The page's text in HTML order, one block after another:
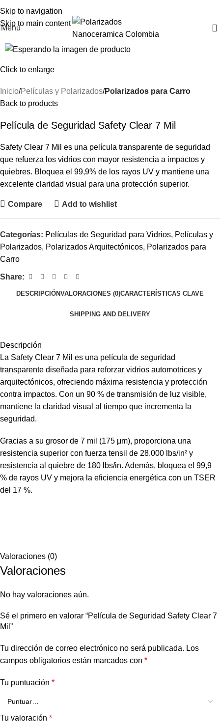
Skip to navigation
Skip to main content
Menu
Click to enlarge
Inicio Películas y Polarizados Polarizados para Carro
Back to products
Película de Seguridad Safety Clear 7 Mil
Safety Clear 7 Mil es una película transparente de seguridad
que refuerza los vidrios con mayor resistencia a impactos y
quiebres. Bloquea el 99,9% de los rayos UV y mantiene una
excelente claridad visual para una protección superior.
Compare Add to wishlist
Categorías: Películas de Seguridad para Vidrios, Películas y
Polarizados, Polarizados Arquitectónicos, Polarizados para
Carro
Share:
DESCRIPCIÓNVALORACIONES (0)CARACTERÍSTICAS CLAVE
SHIPPING AND DELIVERY
Descripción
La Safety Clear 7 Mil es una película de seguridad
transparente diseñada para reforzar vidrios automotrices y
arquitectónicos, ofreciendo máxima resistencia y protección
contra impactos. Con un 90 % de transmisión de luz visible,
mantiene la claridad visual al tiempo que incrementa la
seguridad.
Gracias a su grosor de 7 mil (175 μm), proporciona una
resistencia superior con fuerza tensil de 28.000 lbs/in² y
resistencia al quiebre de 180 lbs/in. Además, bloquea el 99,9
% de rayos UV y mejora la eficiencia energética con un TSER
del 17 %.
Valoraciones (0)
Valoraciones
No hay valoraciones aún.
Sé el primero en valorar “Película de Seguridad Safety Clear 7
Mil”
Tu dirección de correo electrónico no será publicada. Los
campos obligatorios están marcados con *
Tu puntuación *
Tu valoración *